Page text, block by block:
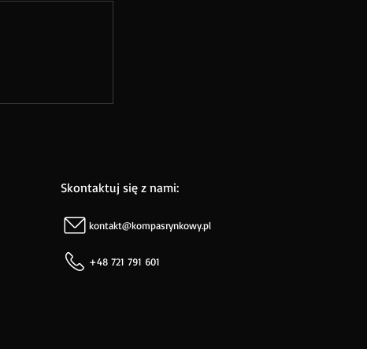
Skontaktuj się z nami:
kontakt@kompasrynkowy.pl
+48 721 791 601